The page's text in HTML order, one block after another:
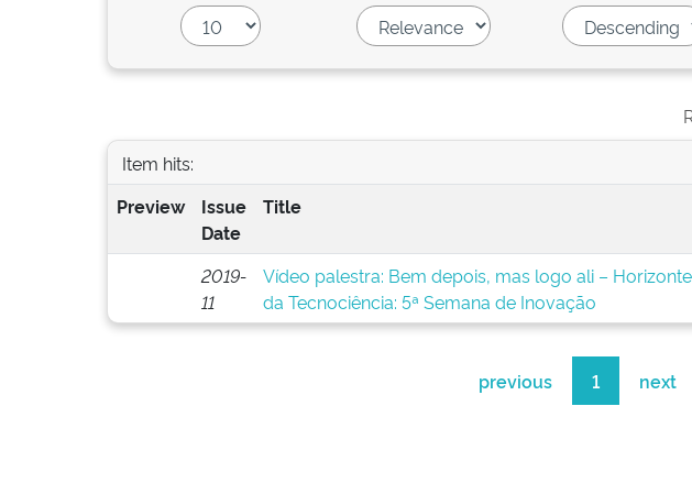
Item hits:
Preview
Issue
Date
Title
2019-
11
Vídeo palestra: Bem depois, mas logo ali –
da Tecnociência: 5ª Semana de Inovação
previous 1 next